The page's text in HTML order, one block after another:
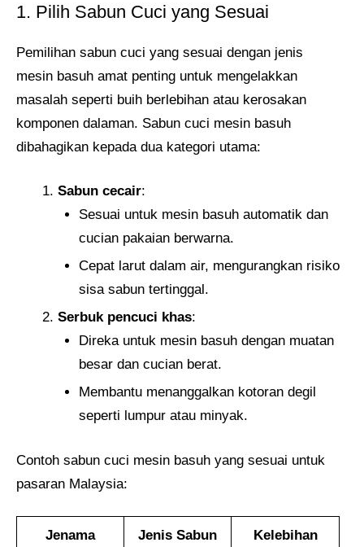
1. Pilih Sabun Cuci yang Sesuai
Pemilihan sabun cuci yang sesuai dengan jenis
mesin basuh amat penting untuk mengelakkan
masalah seperti buih berlebihan atau kerosakan
komponen dalaman. Sabun cuci mesin basuh
dibahagikan kepada dua kategori utama:
Sabun cecair:
Sesuai untuk mesin basuh automatik dan
cucian pakaian berwarna.
Cepat larut dalam air, mengurangkan risiko
sisa sabun tertinggal.
Serbuk pencuci khas:
Direka untuk mesin basuh dengan muatan
besar dan cucian berat.
Membantu menanggalkan kotoran degil
seperti lumpur atau minyak.
Contoh sabun cuci mesin basuh yang sesuai untuk
pasaran Malaysia:
Jenama Jenis Sabun Kelebihan